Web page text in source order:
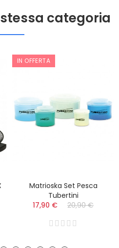
categoria
IN OFFERTA
Matrioska Set Pesca
Tubertini
17,90 €
20,90 €